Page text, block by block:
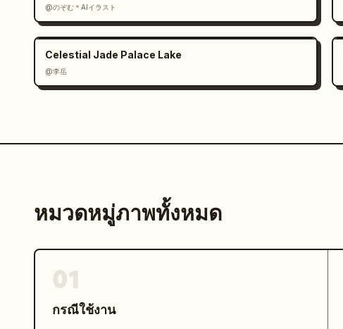
@のぞむ＊AIイラスト
Celestial Jade Palace Lake
@李岳
หมวดหมู่ภาพทั้งหมด
กรณีใช้งาน